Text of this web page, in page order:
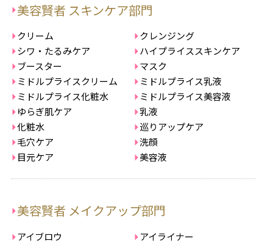
美容賢者 スキンケア部門
クリーム
クレンジング
シワ・たるみケア
ハイプライススキンケア
ブースター
マスク
ミドルプライスクリーム
ミドルプライス乳液
ミドルプライス化粧水
ミドルプライス美容液
ゆらぎ肌ケア
乳液
化粧水
巡りアップケア
毛穴ケア
洗顔
目元ケア
美容液
美容賢者 メイクアップ部門
アイブロウ
アイライナー